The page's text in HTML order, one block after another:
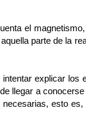
el
parte de la
explicar los
llegar a
esto es,